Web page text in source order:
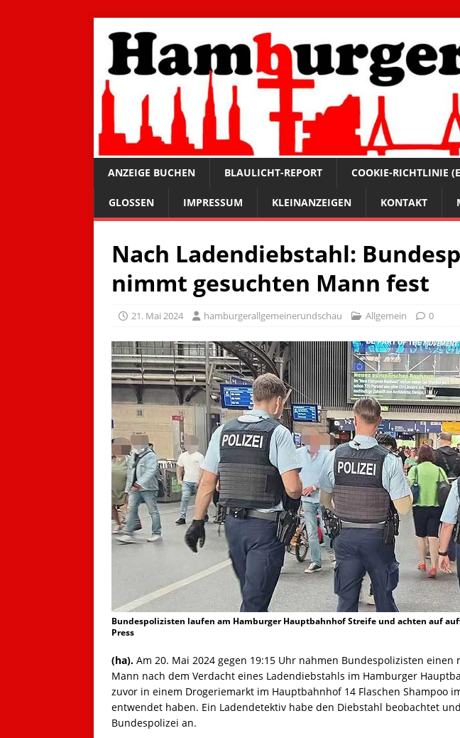
ANZEIGE BUCHEN BLAULICHT-REPORT COOKIE-RICHTLINIE
GLOSSEN IMPRESSUM KLEINANZEIGEN KONTAKT
Nach Ladendiebstahl:
nimmt gesuchten Mann fest
21. Mai 2024 hamburgerallgemeinerundschau Allgemein 0
Bundespolizisten laufen am Hamburger Hauptbahnhof Streife und achten auf
Press
(ha). Am 20. Mai 2024 gegen 19:15 Uhr nahmen Bundespolizisten
Mann nach dem Verdacht eines Ladendiebstahls im Hamburger
zuvor in einem Drogeriemarkt im Hauptbahnhof 14 Flaschen Shampoo
entwendet haben. Ein Ladendetektiv habe den Diebstahl beobachtet
Bundespolizei an.